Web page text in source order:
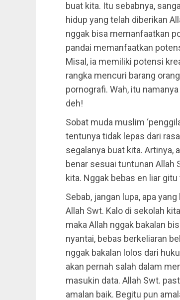
buat kita. Itu sebabnya,
hidup yang telah diberikan
nggak bisa memanfaatkan
pandai memanfaatkan
Misal, ia memiliki potensi
rangka mencuri barang
pornografi. Wah, itu
deh!
Sobat muda muslim
tentunya tidak lepas dari
segalanya buat kita. Artinya,
benar sesuai tuntunan Allah
kita. Nggak bebas en liar
Sebab, jangan lupa, apa
Allah Swt. Kalo di sekolah
maka Allah nggak bakalan
nyantai, bebas berkeliaran
nggak bakalan lolos dari
akan pernah salah dalam
masukin data. Allah Swt.
amalan baik. Begitu pun